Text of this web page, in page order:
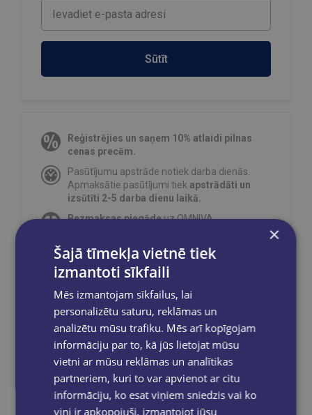
Sūtīt
Reģistrējies un saņem 10% atlaidi pilnas
cenas precēm.
Pasūtījumu apstrāde notiek darba dienās.
Apmaksātie pasūtījumi tiek apstrādāti un
izsūtīti 2-5 darba dienu laikā.
Bezmaksas piegādeuz OMNIVA
Bezmaksas piegāde jebkurā GLOBUSS
grāmatnīcā 1-5 darba dienu laikā, kad
pasūtījums būs gatavs saņemšanai, saņemsi
e-pastu un/ vai SMS.
Dalies sociālajos tīklos:
×
Šajā tīmekļa vietnē tiek
izmantoti sīkfaili
Mēs izmantojam sīkfailus, lai
personalizētu saturu, reklāmas un
analizētu mūsu trafiku. Mēs arī kopīgojam
informāciju par to, kā jūs lietojat mūsu
vietni ar mūsu reklāmas un analītikas
partneriem, kuri to var apvienot ar citu
informāciju, ko esat viņiem sniedzis vai ko
viņi ir apkopojuši, izmantojot jūsu